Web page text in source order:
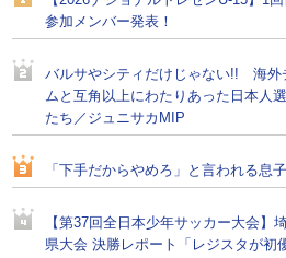
参加メンバー発表！
バルサやシティだけじゃない!! 海外
ムと互角以上にわたりあった日本人
たち／ジュニサカMIP
「下手だからやめろ」と言われる息子
【第37回全日本少年サッカー大会】
県大会 決勝レポート「レジスタが初